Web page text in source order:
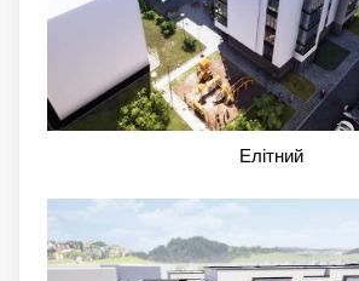
Елітний